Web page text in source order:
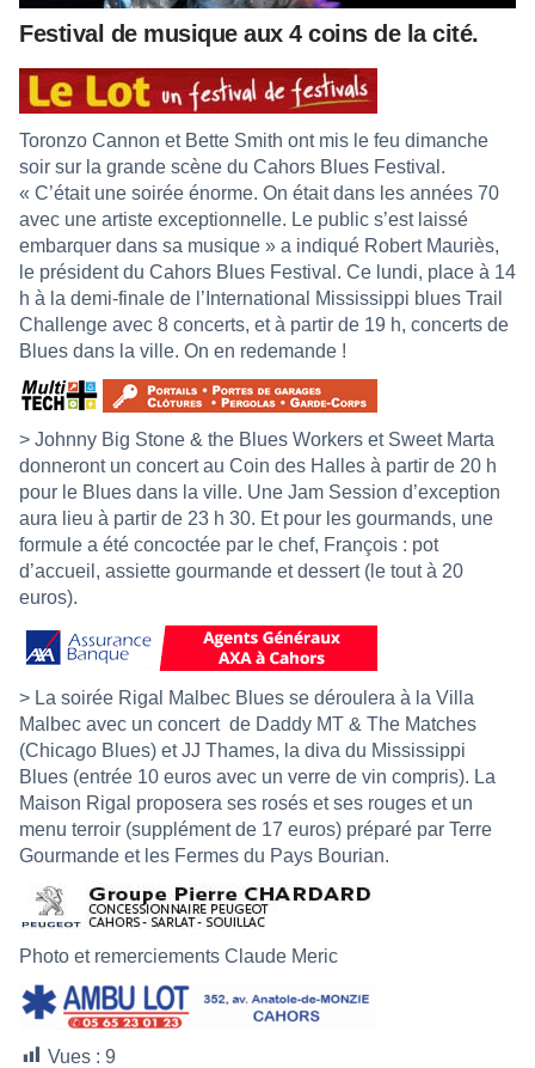
Festival de musique aux 4 coins de la cité.
Toronzo Cannon et Bette Smith ont mis le feu dimanche
soir sur la grande scène du Cahors Blues Festival.
« C’était une soirée énorme. On était dans les années 70
avec une artiste exceptionnelle. Le public s’est laissé
embarquer dans sa musique » a indiqué Robert Mauriès,
le président du Cahors Blues Festival. Ce lundi, place à 14
h à la demi-finale de l’International Mississippi blues Trail
Challenge avec 8 concerts, et à partir de 19 h, concerts de
Blues dans la ville. On en redemande !
> Johnny Big Stone & the Blues Workers et Sweet Marta
donneront un concert au Coin des Halles à partir de 20 h
pour le Blues dans la ville. Une Jam Session d’exception
aura lieu à partir de 23 h 30. Et pour les gourmands, une
formule a été concoctée par le chef, François : pot
d’accueil, assiette gourmande et dessert (le tout à 20
euros).
> La soirée Rigal Malbec Blues se déroulera à la Villa
Malbec avec un concert de Daddy MT & The Matches
(Chicago Blues) et JJ Thames, la diva du Mississippi
Blues (entrée 10 euros avec un verre de vin compris). La
Maison Rigal proposera ses rosés et ses rouges et un
menu terroir (supplément de 17 euros) préparé par Terre
Gourmande et les Fermes du Pays Bourian.
Photo et remerciements Claude Meric
Vues : 9